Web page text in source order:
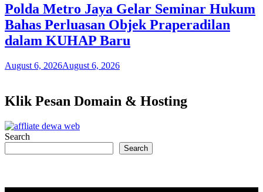
Polda Metro Jaya Gelar Seminar Hukum
Bahas Perluasan Objek Praperadilan
dalam KUHAP Baru
August 6, 2026August 6, 2026
Klik Pesan Domain & Hosting
Search
Search